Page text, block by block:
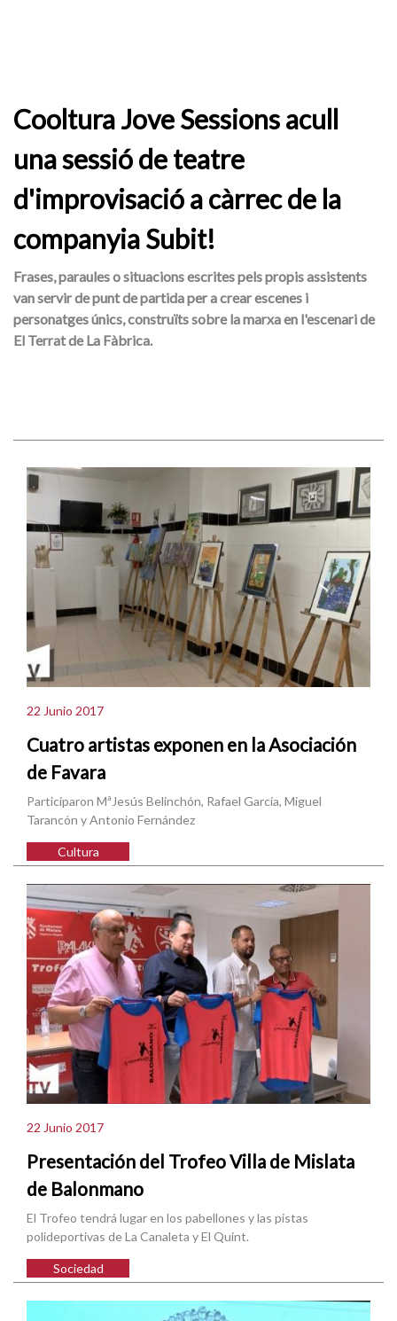
Cooltura Jove Sessions acull
una sessió de teatre
d'improvisació a càrrec de la
companyia Subit!
Frases, paraules o situacions escrites pels propis assistents
van servir de punt de partida per a crear escenes i
personatges únics, construïts sobre la marxa en l'escenari de
El Terrat de La Fàbrica.
22 Junio 2017
Cuatro artistas exponen en la Asociación
de Favara
Participaron MªJesús Belinchón, Rafael García, Miguel
Tarancón y Antonio Fernández
Cultura
22 Junio 2017
Presentación del Trofeo Villa de Mislata
de Balonmano
El Trofeo tendrá lugar en los pabellones y las pistas
polideportivas de La Canaleta y El Quint.
Sociedad